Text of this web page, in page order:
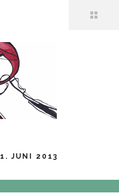
1. JUNI 2013